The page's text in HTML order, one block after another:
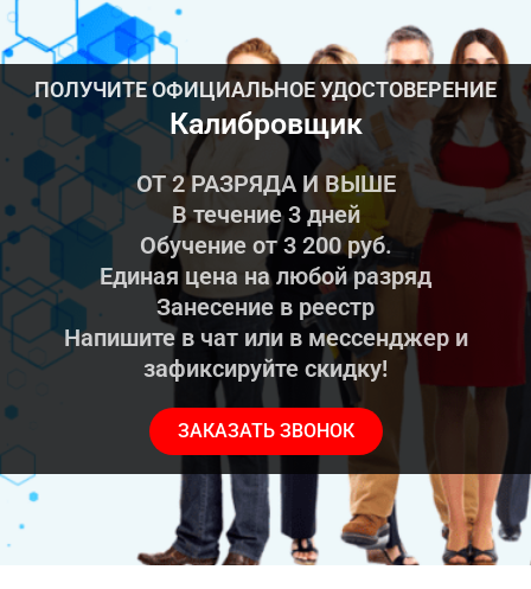
ПОЛУЧИТЕ ОФИЦИАЛЬНОЕ УДОСТОВЕРЕНИЕ
Калибровщик
ОТ 2 РАЗРЯДА И ВЫШЕ
В течение 3 дней
Обучение от 3 200 руб.
Единая цена на любой разряд
Занесение в реестр
Напишите в чат или в мессенджер и
зафиксируйте скидку!
ЗАКАЗАТЬ ЗВОНОК